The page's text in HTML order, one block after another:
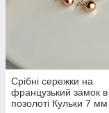
Срібні сережки на
французький замок в
позолоті Кульки 7 мм